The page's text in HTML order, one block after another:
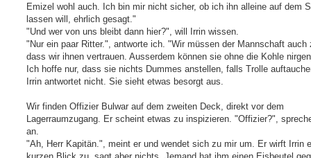
Emizel wohl auch. Ich bin mir nicht sicher, ob ich ihn alleine auf dem
lassen will, ehrlich gesagt."
"Und wer von uns bleibt dann hier?", will Irrin wissen.
"Nur ein paar Ritter.", antworte ich. "Wir müssen der Mannschaft auch
dass wir ihnen vertrauen. Ausserdem können sie ohne die Kohle
Ich hoffe nur, dass sie nichts Dummes anstellen, falls Trolle
Irrin antwortet nicht. Sie sieht etwas besorgt aus.
Wir finden Offizier Bulwar auf dem zweiten Deck, direkt vor dem
Lagerraumzugang. Er scheint etwas zu inspizieren. "Offizier?",
an.
"Ah, Herr Kapitän.", meint er und wendet sich zu mir um. Er wirft Irrin